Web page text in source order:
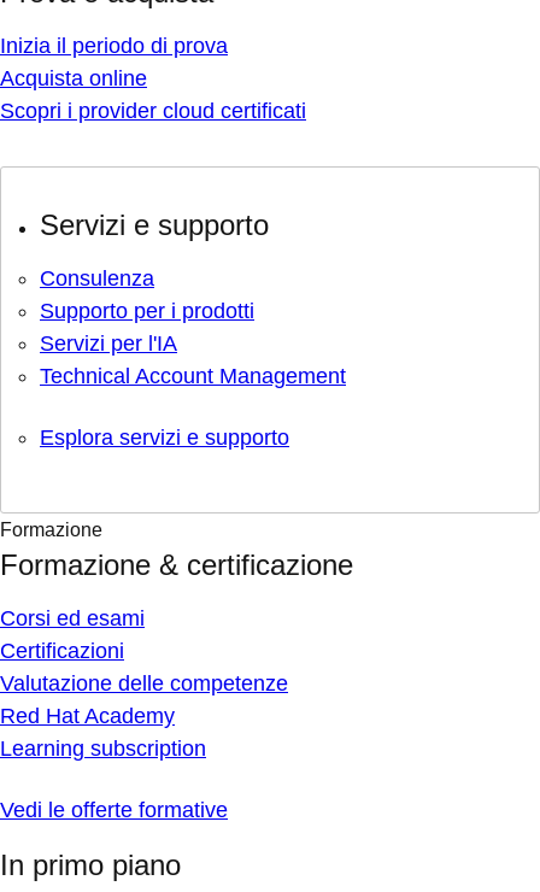
Inizia il periodo di prova
Acquista online
Scopri i provider cloud certificati
Servizi e supporto
Consulenza
Supporto per i prodotti
Servizi per l'IA
Technical Account Management
Esplora servizi e supporto
Formazione
Formazione & certificazione
Corsi ed esami
Certificazioni
Valutazione delle competenze
Red Hat Academy
Learning subscription
Vedi le offerte formative
In primo piano